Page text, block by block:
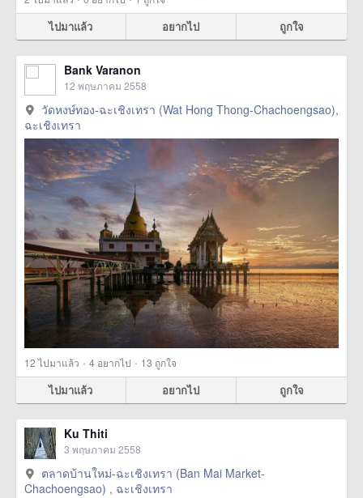
ไปมาแล้ว อยากไป ถูกใจ
Bank Varanon
12 พฤษภาคม 2558
วัดหงษ์ทอง-ฉะเชิงเทรา (Wat Hong Thong-Chachoengsao),
ฉะเชิงเทรา
12ไปมาแล้ว · 4 อยากไป · 13 ถูกใจ
ไปมาแล้ว อยากไป ถูกใจ
Ku Thiti
3 พฤษภาคม 2558
ตลาดบ้านใหม่-ฉะเชิงเทรา (Ban Mai Market-
Chachoengsao) , ฉะเชิงเทรา